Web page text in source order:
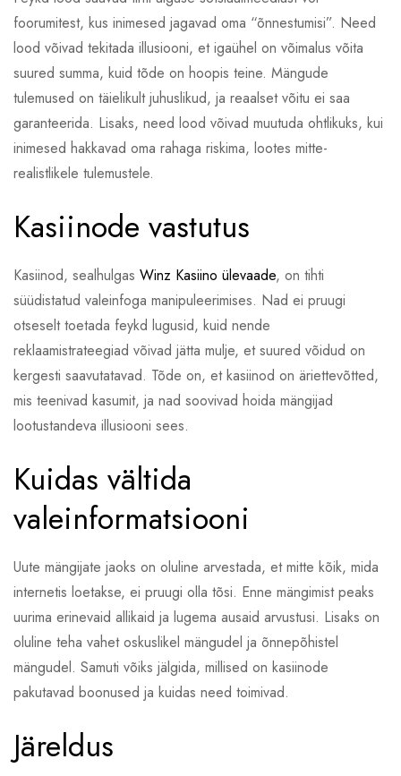
foorumitest, kus inimesed jagavad oma “õnnestumisi”. Need
lood võivad tekitada illusiooni, et igaühel on võimalus võita
suured summa, kuid tõde on hoopis teine. Mängude
tulemused on täielikult juhuslikud, ja reaalset võitu ei saa
garanteerida. Lisaks, need lood võivad muutuda ohtlikuks, kui
inimesed hakkavad oma rahaga riskima, lootes mitte-
realistlikele tulemustele.
Kasiinode vastutus
Kasiinod, sealhulgas Winz Kasiino ülevaade, on tihti
süüdistatud valeinfoga manipuleerimises. Nad ei pruugi
otseselt toetada feykd lugusid, kuid nende
reklaamistrateegiad võivad jätta mulje, et suured võidud on
kergesti saavutatavad. Tõde on, et kasiinod on äriettevõtted,
mis teenivad kasumit, ja nad soovivad hoida mängijad
lootustandeva illusiooni sees.
Kuidas vältida
valeinformatsiooni
Uute mängijate jaoks on oluline arvestada, et mitte kõik, mida
internetis loetakse, ei pruugi olla tõsi. Enne mängimist peaks
uurima erinevaid allikaid ja lugema ausaid arvustusi. Lisaks on
oluline teha vahet oskuslikel mängudel ja õnnepõhistel
mängudel. Samuti võiks jälgida, millised on kasiinode
pakutavad boonused ja kuidas need toimivad.
Järeldus